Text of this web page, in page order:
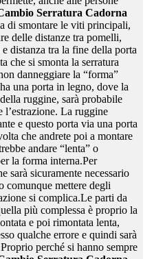
Serratura Cadorna
di smontare le viti principali,
delle distanze tra pomelli,
distanza tra la fine della porta
che si smonta la serratura
danneggiare la “forma”
una porta in legno, dove la
ruggine, sarà probabile
l’estrazione. La ruggine
e questo porta via una porta
che andrete poi a montare
andare “lenta” o
la forma interna.Per
sarà sicuramente necessario
comunque mettere degli
si complica.Le parti da
più complessa è proprio la
e poi rimontata lenta,
qualche errore e quindi sarà
perché si hanno sempre